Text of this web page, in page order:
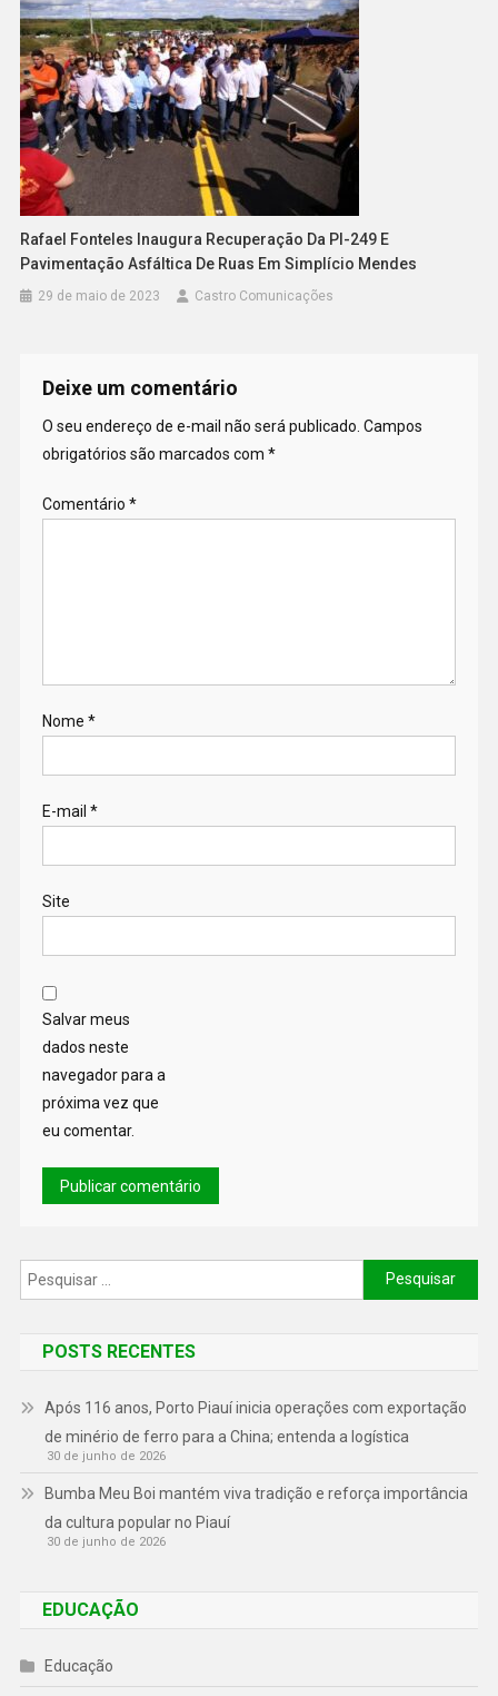
Rafael Fonteles Inaugura Recuperação Da PI-249 E
Pavimentação Asfáltica De Ruas Em Simplício Mendes
29 de maio de 2023 Castro Comunicações
Deixe um comentário
O seu endereço de e-mail não será publicado. Campos
obrigatórios são marcados com *
Comentário *
Nome *
E-mail *
Site
Salvar meus
dados neste
navegador para a
próxima vez que
eu comentar.
POSTS RECENTES
Após 116 anos, Porto Piauí inicia operações com exportação
de minério de ferro para a China; entenda a logística
30 de junho de 2026
Bumba Meu Boi mantém viva tradição e reforça importância
da cultura popular no Piauí
30 de junho de 2026
EDUCAÇÃO
Educação